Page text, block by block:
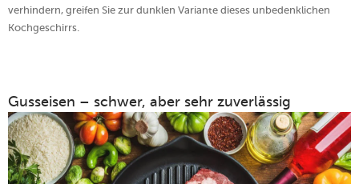
verhindern, greifen Sie zur dunklen Variante dieses unbedenklichen
Kochgeschirrs.
Gusseisen – schwer, aber sehr zuverlässig